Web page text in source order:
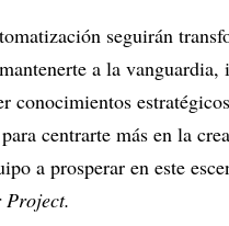
seguirán
a la
conocimientos
centrarte más en la
a prosperar en este
Project.